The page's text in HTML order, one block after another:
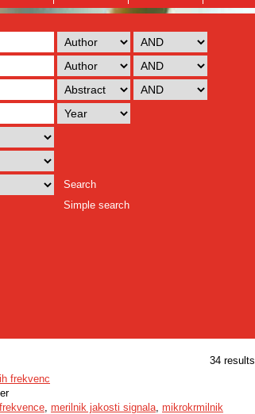
Search
Simple search
34 results
frekvenc
, merilnik jakosti signala, mikrokrmilnik